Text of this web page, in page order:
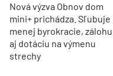
Nová výzva Obnov dom
mini+ prichádza. Sľubuje
menej byrokracie, zálohu
aj dotáciu na výmenu
strechy